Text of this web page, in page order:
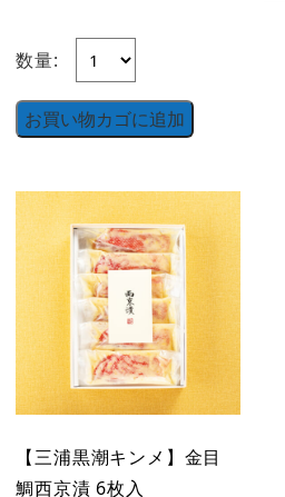
数量:
お買い物カゴに追加
【三浦黒潮キンメ】金目
鯛西京漬 6枚入